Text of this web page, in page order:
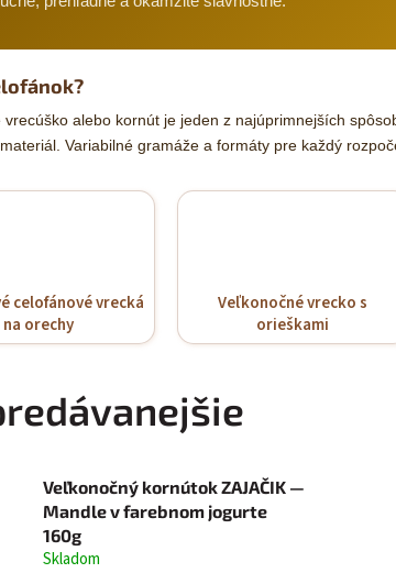
vrecúško alebo kornút je jeden z najúprimnejších
Variabilné gramáže a formáty pre každý
celofánové vrecká
na orechy
Veľkonočné vrecko s
orieškami
Veľkonočný kornútok ZAJAČIK —
Mandle v farebnom jogurte
160g
Skladom